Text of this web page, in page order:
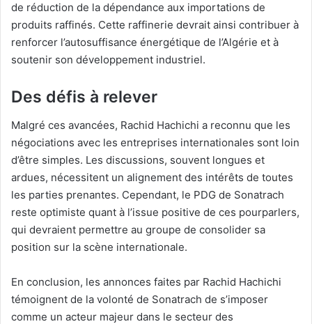
de réduction de la dépendance aux importations de
produits raffinés. Cette raffinerie devrait ainsi contribuer à
renforcer l’autosuffisance énergétique de l’Algérie et à
soutenir son développement industriel.
Des défis à relever
Malgré ces avancées, Rachid Hachichi a reconnu que les
négociations avec les entreprises internationales sont loin
d’être simples. Les discussions, souvent longues et
ardues, nécessitent un alignement des intérêts de toutes
les parties prenantes. Cependant, le PDG de Sonatrach
reste optimiste quant à l’issue positive de ces pourparlers,
qui devraient permettre au groupe de consolider sa
position sur la scène internationale.
En conclusion, les annonces faites par Rachid Hachichi
témoignent de la volonté de Sonatrach de s’imposer
comme un acteur majeur dans le secteur des